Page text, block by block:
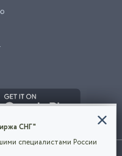
объявлений, означает
сделать
СНГ"
специалистами России